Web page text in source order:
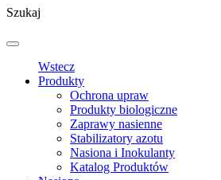
Szukaj
Wstecz
Produkty
Ochrona upraw
Produkty biologiczne
Zaprawy nasienne
Stabilizatory azotu
Nasiona i Inokulanty
Katalog Produktów